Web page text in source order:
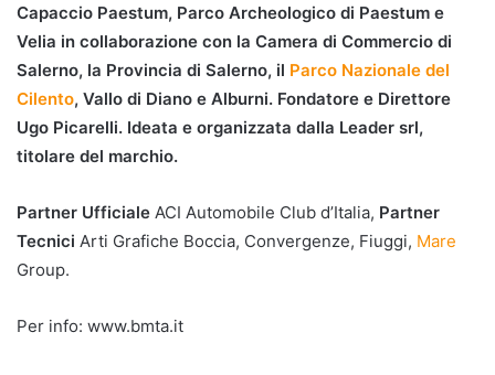
Capaccio Paestum, Parco Archeologico di Paestum e
Velia in collaborazione con la Camera di Commercio di
Salerno, la Provincia di Salerno, il Parco Nazionale del
Cilento, Vallo di Diano e Alburni. Fondatore e Direttore
Ugo Picarelli. Ideata e organizzata dalla Leader srl,
titolare del marchio.
Partner Ufficiale ACI Automobile Club d’Italia, Partner
Tecnici Arti Grafiche Boccia, Convergenze, Fiuggi, Mare
Group.
Per info: www.bmta.it